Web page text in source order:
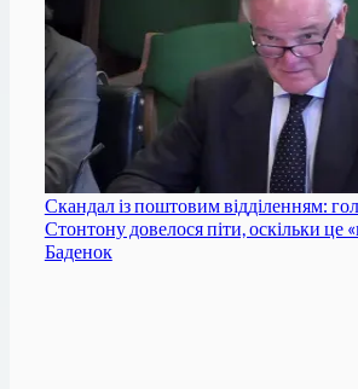
Скандал із поштовим відділенням:
Стонтону довелося піти, оскільки це
Баденок